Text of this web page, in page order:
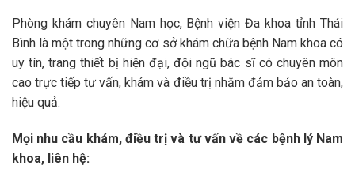
Phòng khám chuyên Nam học, Bệnh viện Đa khoa tỉnh Thái
Bình là một trong những cơ sở khám chữa bệnh Nam khoa có
uy tín, trang thiết bị hiện đại, đội ngũ bác sĩ có chuyên môn
cao trực tiếp tư vấn, khám và điều trị nhằm đảm bảo an toàn,
hiệu quả.
Mọi nhu cầu khám, điều trị và tư vấn về các bệnh lý Nam
khoa, liên hệ: